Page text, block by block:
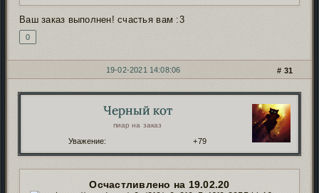
Ваш заказ выполнен! счастья вам :3
0
31
19-02-2021 14:08:06
Черный кот
пиар на заказ
Уважение: +79
Осчастливлено на 19.02.20